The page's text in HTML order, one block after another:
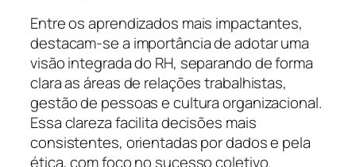
Entre os aprendizados mais impactantes,
destacam-se a importância de adotar uma
visão integrada do RH, separando de forma
clara as áreas de relações trabalhistas,
gestão de pessoas e cultura organizacional.
Essa clareza facilita decisões mais
consistentes, orientadas por dados e pela
ética, com foco no sucesso coletivo.